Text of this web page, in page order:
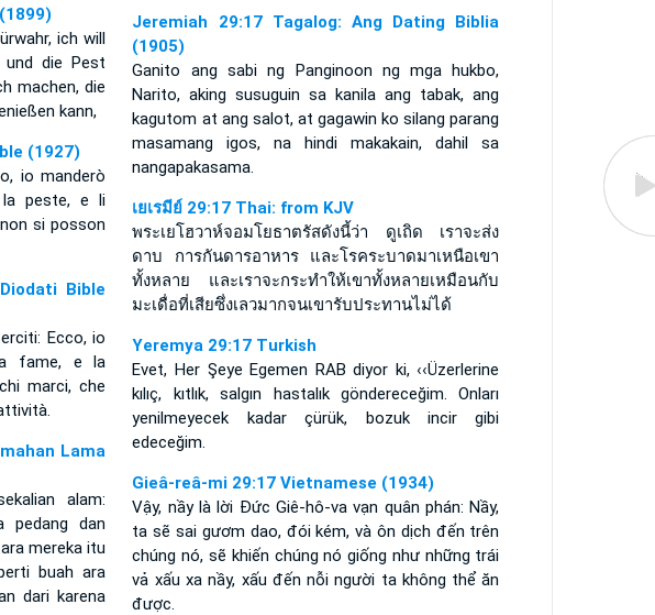
ich will
und die Pest
machen, die
kann,
(1927)
io manderò
peste, e li
si posson
Bible
Ecco, io
fame, e la
marci, che
Lama
alam:
pedang dan
mereka itu
buah ara
dari karena
Jeremiah 29:17 Tagalog: Ang Dating Biblia
(1905)
Ganito ang sabi ng Panginoon ng mga hukbo,
Narito, aking susuguin sa kanila ang tabak, ang
kagutom at ang salot, at gagawin ko silang parang
masamang igos, na hindi makakain, dahil sa
nangapakasama.
เยเรมีย์ 29:17 Thai: from KJV
พระเยโฮวาห์จอมโยธาตรัสดังนี้ว่า ดูเถิด เราจะส่ง
ดาบ การกันดารอาหาร และโรคระบาดมาเหนือเขา
ทั้งหลาย และเราจะกระทำให้เขาทั้งหลายเหมือนกับ
มะเดื่อที่เสียซึ่งเลวมากจนเขารับประทานไม่ได้
Yeremya 29:17 Turkish
Evet, Her Şeye Egemen RAB diyor ki, ‹‹Üzerlerine
kılıç, kıtlık, salgın hastalık göndereceğim. Onları
yenilmeyecek kadar çürük, bozuk incir gibi
edeceğim.
Gieâ-reâ-mi 29:17 Vietnamese (1934)
Vậy, nầy là lời Ðức Giê-hô-va vạn quân phán: Nầy,
ta sẽ sai gươm dao, đói kém, và ôn dịch đến trên
chúng nó, sẽ khiến chúng nó giống như những trái
vả xấu xa nầy, xấu đến nỗi người ta không thể ăn
được.